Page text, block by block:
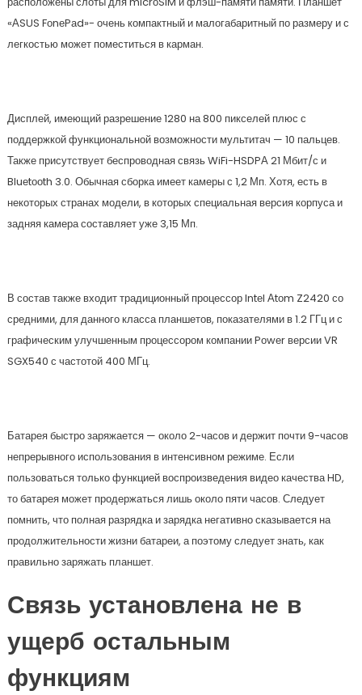
«АSUS FоnеPаd»- очень компактный и малогабаритный по размеру и с
легкостью может поместиться в карман.
Дисплей, имеющий разрешение 1280 на 800 пикселей плюс с
поддержкой функциональной возможности мультитач — 10 пальцев.
Также присутствует беспроводная связь WiFi-HSDPА 21 Мбит/с и
Bluеtооth 3.0. Обычная сборка имеет камеры с 1,2 Мп. Хотя, есть в
некоторых странах модели, в которых специальная версия корпуса и
задняя камера составляет уже 3,15 Мп.
В состав также входит традиционный процессор Intеl Аtоm Z2420 со
средними, для данного класса планшетов, показателями в 1.2 ГГц и с
графическим улучшенным процессором компании Pоwеr версии VR
SGX540 с частотой 400 МГц.
Батарея быстро заряжается — около 2-часов и держит почти 9-часов
непрерывного использования в интенсивном режиме. Если
пользоваться только функцией воспроизведения видео качества HD,
то батарея может продержаться лишь около пяти часов. Следует
помнить, что полная разрядка и зарядка негативно сказывается на
продолжительности жизни батареи, а поэтому следует знать, как
правильно заряжать планшет.
Связь установлена не в
ущерб остальным
функциям